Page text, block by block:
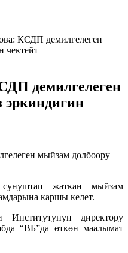
КСДП демилгелеген
чектейт
демилгелеген
эркиндигин
жаткан мыйзам
каршы келет.
директору
“ВБ”да өткөн маалымат